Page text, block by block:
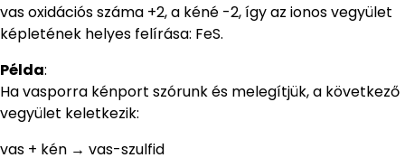
vas oxidációs száma +2, a kéné -2, így az ionos vegyület
képletének helyes felírása: FeS.
Példa:
Ha vasporra kénport szórunk és melegítjük, a következő
vegyület keletkezik:
vas + kén → vas-szulfid